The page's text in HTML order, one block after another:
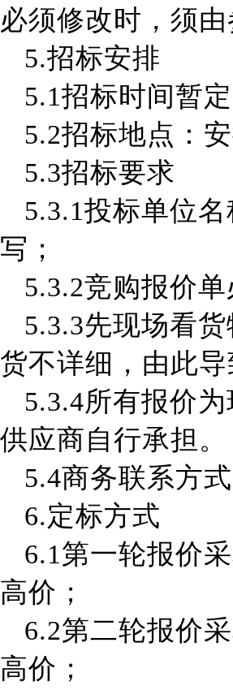
必须修改时，须由
5.招标安排
5.1招标时间暂定
5.2招标地点：
5.3招标要求
5.3.1投标单位
写；
5.3.2竞购报价
5.3.3先现场看
货不详细，由此
5.3.4所有报价
供应商自行承担 。
5.4商务联系方式
6.定标方式
6.1第一轮报价
高价；
6.2第二轮报价
高价；